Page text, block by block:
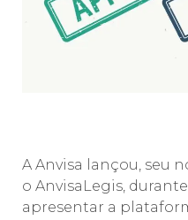
A Anvisa lançou, seu
o AnvisaLegis,
apresentar a